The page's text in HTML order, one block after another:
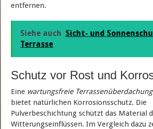
entfernen.
Siehe auch Sicht- und
Terrasse
Schutz vor Rost und
Eine wartungsfreie Terrassenüberdachung
bietet natürlichen Korrosionsschutz. Die
Pulverbeschichtung schützt das Material
Witterungseinflüssen. Im Vergleich dazu